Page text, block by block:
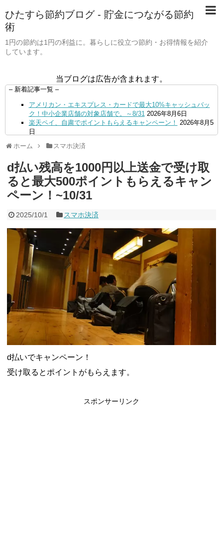
ひたすら節約ブログ - 貯金につながる節約
術
1円の節約は1円の利益に。暮らしに役立つ節約・お得情報を紹介
しています。
当ブログは広告が含まれます。
– 新着記事一覧 –
アメリカン・エキスプレス・カードで最大10%キャッシュバッ
ク！中小企業店舗の対象店舗で。～8/31 2026年8月6日
楽天ペイ、自粛でポイントもらえるキャンペーン！ 2026年8月5
日
元！
2026年8月5日
ードチャージすると5%還元に！
2026年8月4日
PayPayで500ptもらえる！対象地銀の口座追加などの条件達成
で。9/30まで 2026年8月4日
三井住友カード、はま寿司、ココス、オリーブの丘などでVポイ
月4日
ャンペーン！8/31まで 2026年8月3日
ドコモの銀行で預金残高を10万円以上増加で最大10億dポイント
山分けキャンペーン！～10/31
2026年8月3日
デジタルギフト改悪でいろいろ手数料徴収へ！8/3～
2026年8月
1日
PayPayポイント→Vポイント交換でストア限定の制限を消す方
法
2026年8月1日
Vポイントpay利用で最大10%還元！8/31まで 2026年8月1日
V NEOBANK改悪！還元率1.25%に、チャージ系対象外へ！11
月から 2026年8月1日
ドットマネーが再開！8/12から。でも未完了のポイント有効期
限が8月末まで？ 2026年7月31日
【2026年夏】dポイント交換キャンペーンが見逃せない！最大
15%増量のチャンス。8/1~31あたりまで 2026年7月31日
au PAY 残高チャージで最大10000円もらえる！じぶん銀行から
ホーム スマホ決済
d払い残高を1000円以上送金で受け取
ると最大500ポイントもらえるキャン
ペーン！~10/31
2025/10/1 スマホ決済
d払いでキャンペーン！
受け取るとポイントがもらえます。
スポンサーリンク